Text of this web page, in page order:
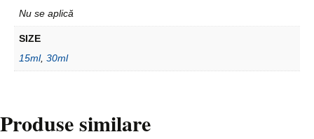
Nu se aplică
SIZE
15ml, 30ml
Produse similare